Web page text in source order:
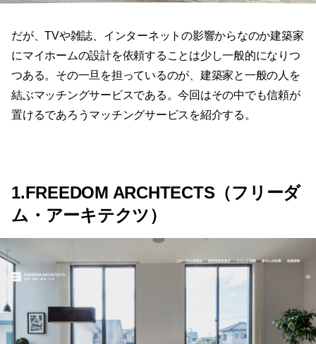
だが、TVや雑誌、インターネットの影響からなのか建築家
にマイホームの設計を依頼することは少し一般的になりつ
つある。その一旦を担っているのが、建築家と一般の人を
結ぶマッチングサービスである。今回はその中でも信頼が
置けるであろうマッチングサービスを紹介する。
1.FREEDOM ARCHTECTS（フリーダ
ム・アーキテクツ）